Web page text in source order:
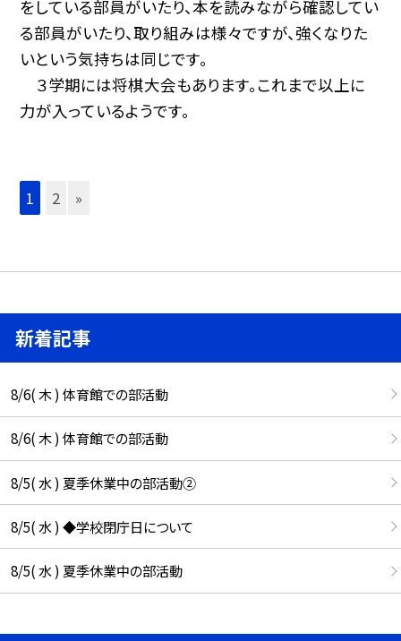
をしている部員がいたり、本を読みながら確認してい
る部員がいたり、取り組みは様々ですが、強くなりた
いという気持ちは同じです。
３学期には将棋大会もあります。これまで以上に
力が入っているようです。
1 2 »
新着記事
8/6( 木 ) 体育館での部活動
8/6( 木 ) 体育館での部活動
8/5( 水 ) 夏季休業中の部活動②
8/5( 水 ) ◆学校閉庁日について
8/5( 水 ) 夏季休業中の部活動